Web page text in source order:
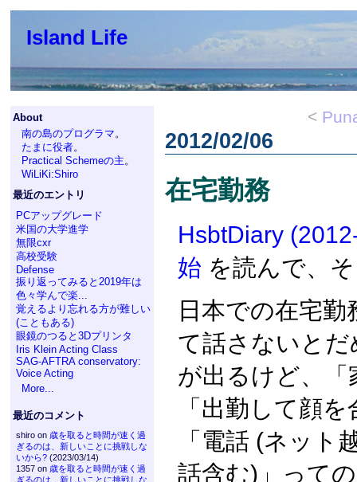
Island Life
About
南の島のプログラマ。
たまに役者。
Practical Schemeの主。
WiLiKi:Shiro
最近のエントリ
PCアップグレード
米国の大学進学
無限cxr
高校受験
Defense
振り返ってみると2019年は
色々学んで楽...
覚えるより忘れる方が難しい
(こともある)
眼鏡のつると3Dプリンタ
Iris Klein Acting Class
SAG-AFTRA conservatory:
Voice Acting
More...
最近のコメント
shiro on 歳を取ると時間が速く過
ぎるのは、新しいことに挑戦しな
いから?(2023/03/14)
1357 on 歳を取ると時間が速く過
ぎるのは、新しいことに挑戦しな
<
2012/02/06
在宅勤務
HsbtDiary
始 を読んで、
日本での在宅
て話さないと
が出るけど、「
「出勤して顔
「電話 (ネット
話含む)」って